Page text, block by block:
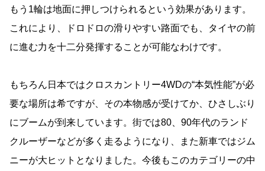
もう1輪は地面に押しつけられるという効果があります。
これにより、ドロドロの滑りやすい路面でも、タイヤの前
に進む力を十二分発揮することが可能なわけです。
もちろん日本ではクロスカントリー4WDの“本気性能”が必
要な場所は希ですが、その本物感が受けてか、ひさしぶり
にブームが到来しています。街では80、90年代のランド
クルーザーなどが多く走るようになり、また新車ではジム
ニーが大ヒットとなりました。今後もこのカテゴリーの中